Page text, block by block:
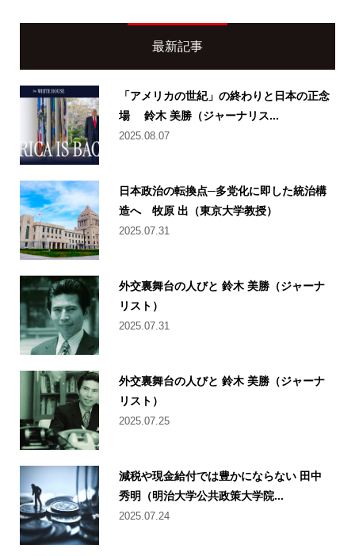
最新記事
「アメリカの世紀」の終わりと日本の正念
場 鈴木 美勝（ジャーナリス...
2025.08.07
日本政治の転換点─多党化に即した統治構
造へ 牧原 出（東京大学教授）
2025.07.31
外交裏舞台の人びと 鈴木 美勝（ジャーナ
リスト）
2025.07.31
外交裏舞台の人びと 鈴木 美勝（ジャーナ
リスト）
2025.07.25
減税や現金給付では豊かにならない 田中
秀明（明治大学公共政策大学院...
2025.07.24